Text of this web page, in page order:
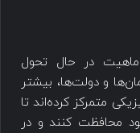
ماهیت در حال تحول
و دولت‌ها، بیشتر
متمرکز کرده‌اند تا
محافظت کنند و در